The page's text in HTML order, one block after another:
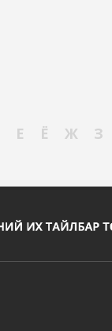
Е Ё Ж З